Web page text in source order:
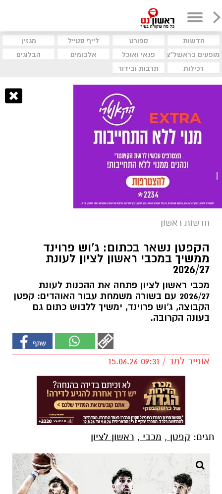
חדשות ספורט לייף סטייל
מגזין
מופעים בראשל"צ
פנאי ואוכל אלבומים
הבלוגים
רכילות
תרבות ובידור
חדשות ראשון
הקפטן נשאר בכתום: ג'וש פרוינד
ממשיך במכבי ראשון לציון לעונת
2026/27
מכבי ראשון לציון פתחה את ההכנות לעונת
2026/27 עם בשורה משמחת עבור האוהדים: קפטן
הקבוצה, ג'וש פרוינד, ימשיך ללבוש כתום גם
בעונה הקרובה.
אופיר למב / 09:31 15.06.26
תגים: קפטן , מכבי , ראשון לציון